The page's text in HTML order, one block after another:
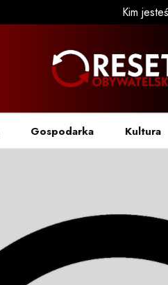
Kim
Gospodarka Kultura